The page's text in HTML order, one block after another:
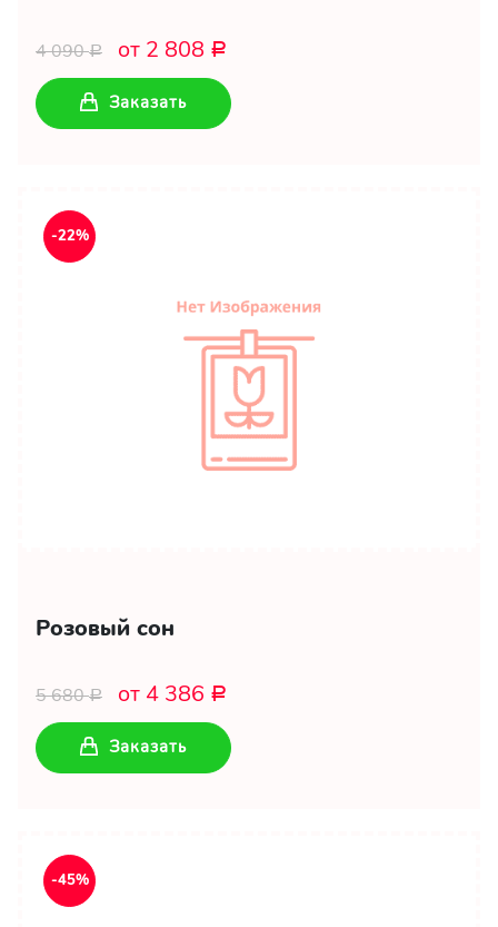
4 090Р от 2 808 Р
Заказать
-22%
Розовый сон
5 680Р от 4 386 Р
Заказать
-45%